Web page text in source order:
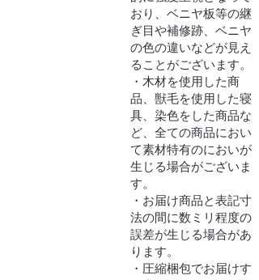
おり、ベニヤ板等の継
ぎ目や補修跡、ベニヤ
の色の違いなどが見え
ることがございます。
・木材を使用した商
品、獣毛を使用した寝
具、染色をした商品な
ど、全ての商品におい
て素材特有のにおいが
生じる場合がございま
す。
・お届け商品と表記寸
法の間に数ミリ程度の
誤差が生じる場合があ
ります。
・圧縮梱包でお届けす